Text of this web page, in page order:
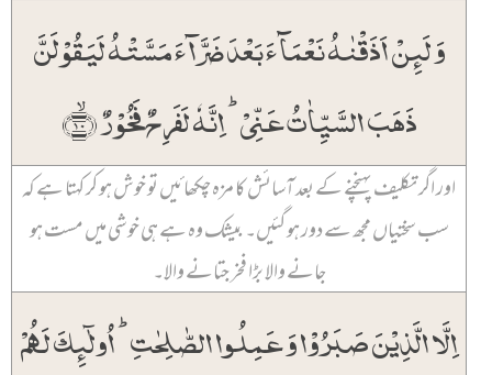
وَ لَئِنۡ اَذَقۡنٰہُ نَعۡمَآءَ بَعۡدَ ضَرَّآءَ مَسَّتۡہُ لَیَقُوۡلَنَّ
ذَہَبَ السَّیِّاٰتُ عَنِّیۡ ؕ اِنَّہٗ لَفَرِحٌ فَخُوۡرٌ ﴿ۙ۱۰﴾
اور اگر تکلیف پہنچنے کے بعد آسائش کا مزہ چکھائیں تو خوش ہو کر کہتا ہے کہ
سب سختیاں مجھ سے دور ہو گئیں۔ بیشک وہ ہے ہی خوشی میں مست ہو
جانے والا بڑا فخر جتانے والا۔
اِلَّا الَّذِیۡنَ صَبَرُوۡا وَ عَمِلُوا الصّٰلِحٰتِ ؕ اُولٰٓئِکَ لَہُمۡ